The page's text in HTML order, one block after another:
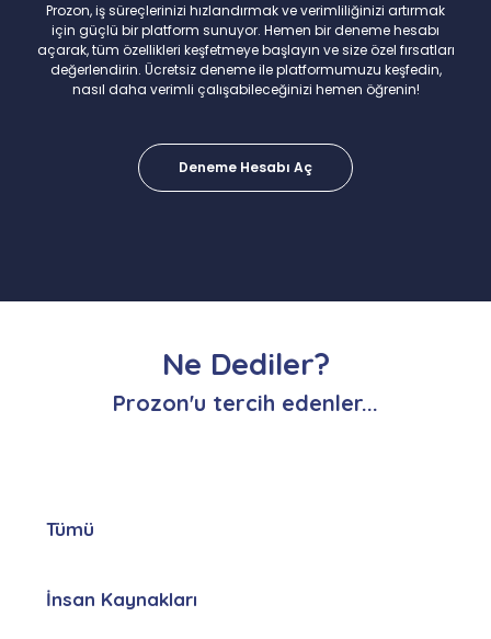
Prozon, iş süreçlerinizi hızlandırmak ve verimliliğinizi artırmak
için güçlü bir platform sunuyor. Hemen bir deneme hesabı
açarak, tüm özellikleri keşfetmeye başlayın ve size özel fırsatları
değerlendirin. Ücretsiz deneme ile platformumuzu keşfedin,
nasıl daha verimli çalışabileceğinizi hemen öğrenin!
Deneme Hesabı Aç
Ne Dediler?
Prozon'u tercih edenler...
Tümü
İnsan Kaynakları